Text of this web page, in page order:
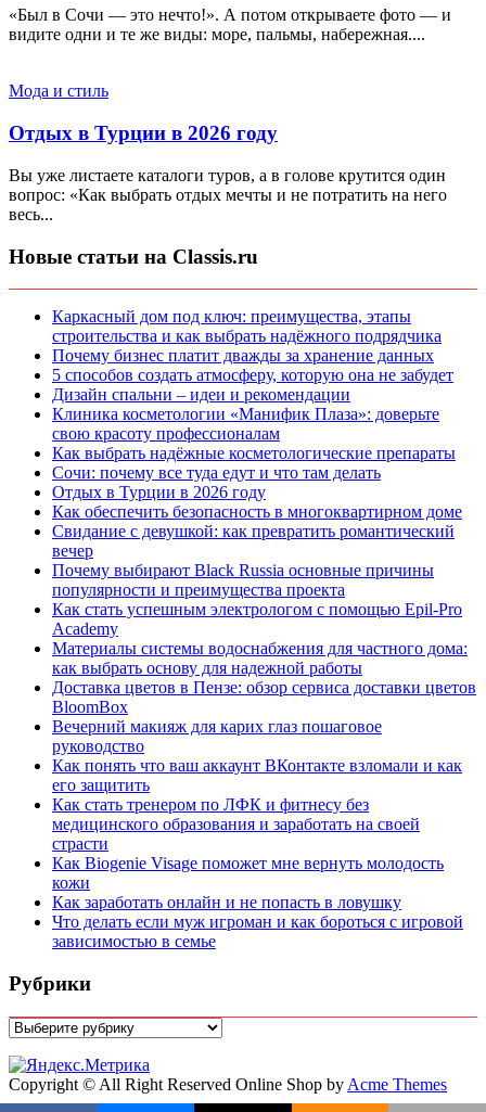
«Был в Сочи — это нечто!». А потом открываете фото — и
видите одни и те же виды: море, пальмы, набережная....
Мода и стиль
Отдых в Турции в 2026 году
Вы уже листаете каталоги туров, а в голове крутится один
вопрос: «Как выбрать отдых мечты и не потратить на него
весь...
Новые статьи на Classis.ru
Каркасный дом под ключ: преимущества, этапы
строительства и как выбрать надёжного подрядчика
Почему бизнес платит дважды за хранение данных
5 способов создать атмосферу, которую она не забудет
Дизайн спальни – идеи и рекомендации
Клиника косметологии «Манифик Плаза»: доверьте
свою красоту профессионалам
Как выбрать надёжные косметологические препараты
Сочи: почему все туда едут и что там делать
Отдых в Турции в 2026 году
Как обеспечить безопасность в многоквартирном доме
Свидание с девушкой: как превратить романтический
вечер
Почему выбирают Black Russia основные причины
популярности и преимущества проекта
Как стать успешным электрологом с помощью Epil-Pro
Academy
Материалы системы водоснабжения для частного дома:
как выбрать основу для надежной работы
Доставка цветов в Пензе: обзор сервиса доставки цветов
BloomBox
Вечерний макияж для карих глаз пошаговое
руководство
Как понять что ваш аккаунт ВКонтакте взломали и как
его защитить
Как стать тренером по ЛФК и фитнесу без
медицинского образования и заработать на своей
страсти
Как Biogenie Visage поможет мне вернуть молодость
кожи
Как заработать онлайн и не попасть в ловушку
Что делать если муж игроман и как бороться с игровой
зависимостью в семье
Рубрики
Рубрики
Copyright © All Right Reserved Online Shop by Acme Themes